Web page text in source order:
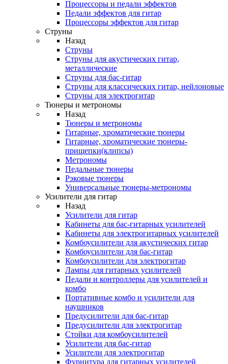
Процессоры и педали эффектов
Педали эффектов для гитар
Процессоры эффектов для гитар
Струны
Назад
Струны
Струны для акустических гитар,
металлические
Струны для бас-гитар
Струны для классических гитар, нейлоновые
Струны для электрогитар
Тюнеры и метрономы
Назад
Тюнеры и метрономы
Гитарные, хроматические тюнеры
Гитарные, хроматические тюнеры-
прищепки(клипсы)
Метрономы
Педальные тюнеры
Рэковые тюнеры
Универсальные тюнеры-метрономы
Усилители для гитар
Назад
Усилители для гитар
Кабинеты для бас-гитарных усилителей
Кабинеты для электрогитарных усилителей
Комбоусилители для акустических гитар
Комбоусилители для бас-гитар
Комбоусилители для электрогитар
Лампы для гитарных усилителей
Педали и контроллеры для усилителей и
комбо
Портативные комбо и усилители для
наушников
Предусилители для бас-гитар
Предусилители для электрогитар
Стойки для комбоусилителей
Усилители для бас-гитар
Усилители для электрогитар
Фурнитура для гитарных усилителей